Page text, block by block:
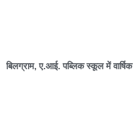
बिलग्राम, ए.आई. पब्लिक स्कूल में